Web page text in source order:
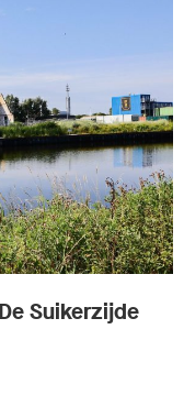
Suikerzijde